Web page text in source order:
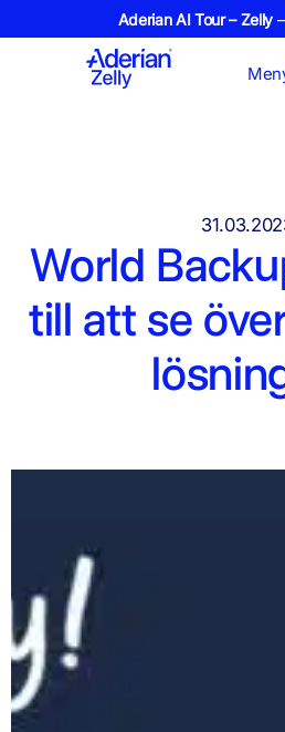
Aderian AI Tour – Zelly
World
till att se